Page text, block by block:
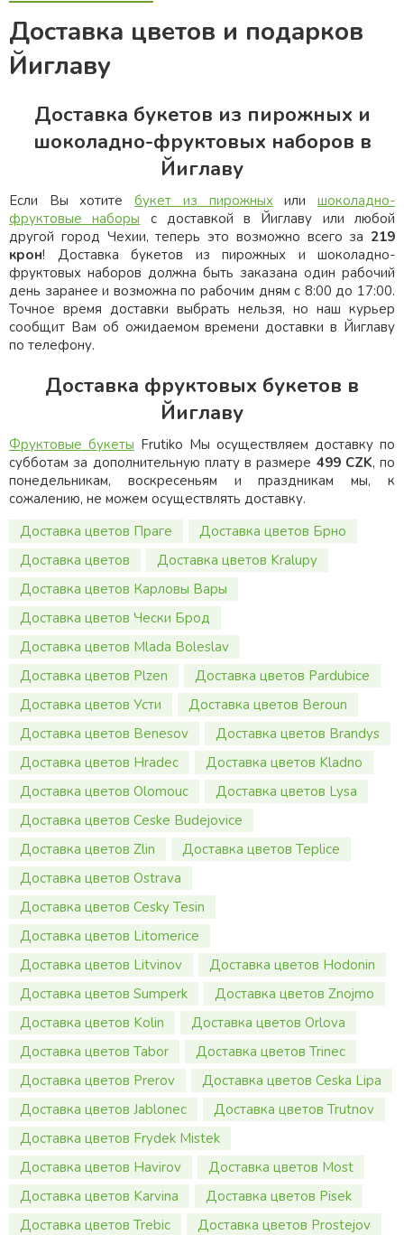
Доставка цветов и подарков
Йиглаву
Доставка букетов из пирожных и
шоколадно-фруктовых наборов в
Йиглаву
Если Вы хотитебукет из пирожныхилишоколадно-
фруктовые наборы с доставкой в Йиглаву или любой
другой город Чехии, теперь это возможно всего за 219
крон! Доставка букетов из пирожных и шоколадно-
фруктовых наборов должна быть заказана один рабочий
день заранее и возможна по рабочим дням с 8:00 до 17:00.
Точное время доставки выбрать нельзя, но наш курьер
сообщит Вам об ожидаемом времени доставки в Йиглаву
по телефону.
Доставка фруктовых букетов в
Йиглаву
Фруктовые букеты Frutiko Мы осуществляем доставку по
субботам за дополнительную плату в размере 499 CZK, по
понедельникам, воскресеньям и праздникам мы, к
сожалению, не можем осуществлять доставку.
Доставка цветов Праге
Доставка цветов Брно
Доставка цветов
Доставка цветов Kralupy
Доставка цветов Карловы Вары
Доставка цветов Чески Брод
Доставка цветов Mlada Boleslav
Доставка цветов Plzen
Доставка цветов Pardubice
Доставка цветов Усти
Доставка цветов Beroun
Доставка цветов Benesov
Доставка цветов Brandys
Доставка цветов Hradec
Доставка цветов Kladno
Доставка цветов Olomouc
Доставка цветов Lysa
Доставка цветов Ceske Budejovice
Доставка цветов Zlin
Доставка цветов Teplice
Доставка цветов Ostrava
Доставка цветов Cesky Tesin
Доставка цветов Litomerice
Доставка цветов Litvinov
Доставка цветов Hodonin
Доставка цветов Sumperk
Доставка цветов Znojmo
Доставка цветов Kolin
Доставка цветов Orlova
Доставка цветов Tabor
Доставка цветов Trinec
Доставка цветов Prerov
Доставка цветов Ceska Lipa
Доставка цветов Jablonec
Доставка цветов Trutnov
Доставка цветов Frydek Mistek
Доставка цветов Havirov
Доставка цветов Most
Доставка цветов Karvina
Доставка цветов Pisek
Доставка цветов Trebic
Доставка цветов Prostejov